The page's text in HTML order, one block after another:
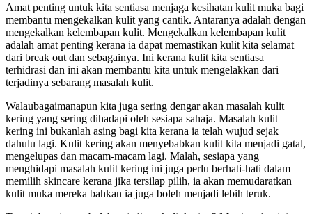
Amat penting untuk kita sentiasa menjaga kesihatan kulit muka bagi
membantu mengekalkan kulit yang cantik. Antaranya adalah dengan
mengekalkan kelembapan kulit. Mengekalkan kelembapan kulit
adalah amat penting kerana ia dapat memastikan kulit kita selamat
dari break out dan sebagainya. Ini kerana kulit kita sentiasa
terhidrasi dan ini akan membantu kita untuk mengelakkan dari
terjadinya sebarang masalah kulit.
Walaubagaimanapun kita juga sering dengar akan masalah kulit
kering yang sering dihadapi oleh sesiapa sahaja. Masalah kulit
kering ini bukanlah asing bagi kita kerana ia telah wujud sejak
dahulu lagi. Kulit kering akan menyebabkan kulit kita menjadi gatal,
mengelupas dan macam-macam lagi. Malah, sesiapa yang
menghidapi masalah kulit kering ini juga perlu berhati-hati dalam
memilih skincare kerana jika tersilap pilih, ia akan memudaratkan
kulit muka mereka bahkan ia juga boleh menjadi lebih teruk.